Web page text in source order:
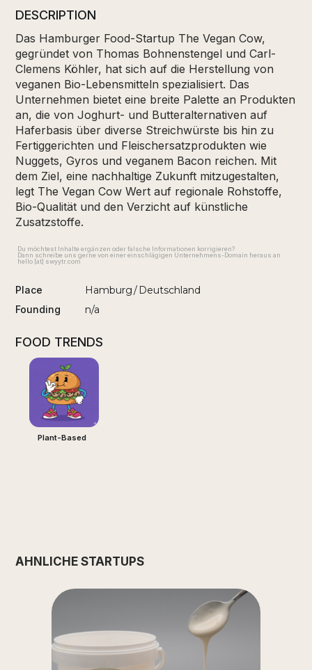
DESCRIPTION
Das Hamburger Food-Startup The Vegan Cow,
gegründet von Thomas Bohnenstengel und Carl-
Clemens Köhler, hat sich auf die Herstellung von
veganen Bio-Lebensmitteln spezialisiert. Das
Unternehmen bietet eine breite Palette an Produkten
an, die von Joghurt- und Butteralternativen auf
Haferbasis über diverse Streichwürste bis hin zu
Fertiggerichten und Fleischersatzprodukten wie
Nuggets, Gyros und veganem Bacon reichen. Mit
dem Ziel, eine nachhaltige Zukunft mitzugestalten,
legt The Vegan Cow Wert auf regionale Rohstoffe,
Bio-Qualität und den Verzicht auf künstliche
Zusatzstoffe.
Du möchtest Inhalte ergänzen oder falsche Informationen korrigieren?
Dann schreibe uns gerne von einer einschlägigen Unternehmens-Domain heraus an
hello [at] swyytr.com
Place Hamburg/ Deutschland
Founding n/a
FOOD TRENDS
Plant-Based
ÄHNLICHE STARTUPS